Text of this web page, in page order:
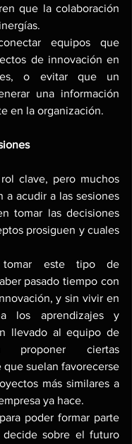
que la colaboración
equipos que
de innovación en
o evitar que un
una información
en la organización.
clave, pero muchos
a acudir a las sesiones
tomar las decisiones
prosiguen y cuales
tomar este tipo de
pasado tiempo con
y sin vivir en
los aprendizajes y
llevado al equipo de
proponer ciertas
que suelan favorecerse
más similares a
ya hace.
poder formar parte
sobre el futuro